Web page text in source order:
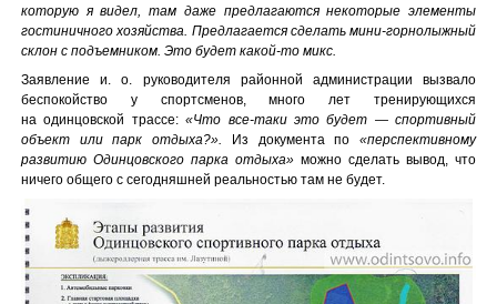
которую я видел, там даже предлагаются некоторые элементы
гостиничного хозяйства. Предлагается сделать мини-горнолыжный
склон с подъемником. Это будет какой-то микс.
Заявление и. о. руководителя районной администрации вызвало
беспокойство у спортсменов, много лет тренирующихся
на одинцовской трассе:«Что все-таки это будет — спортивный
объект или парк отдыха?». Из документа по«перспективному
развитию Одинцовского парка отдыха» можно сделать вывод, что
ничего общего с сегодняшней реальностью там не будет.